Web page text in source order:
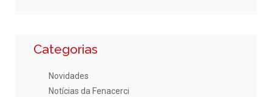
Categorias
Novidades
Notícias da Fenacerci